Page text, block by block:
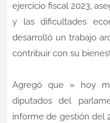
ejercicio fiscal 2023,
y las dificultades
desarrolló un trabajo
contribuir con su
Agregó que » hoy
diputados del
informe de gestión del